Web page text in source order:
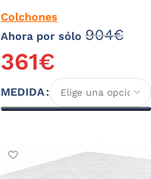
Colchones
Ahora por sólo 904€
361€
MEDIDA